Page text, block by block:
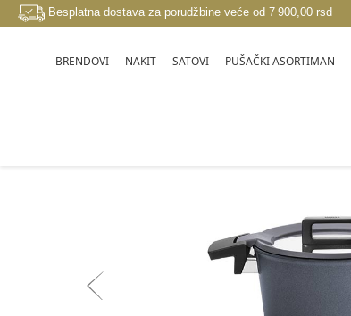
Besplatna dostava za porudžbine veće od 7 900,00 rsd
BRENDOVI NAKIT SATOVI PUŠAČKI ASORTIMAN